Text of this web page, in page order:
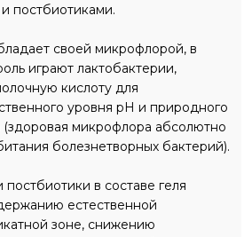
постбиотиками.
своей микрофлорой, в
играют лактобактерии,
кислоту для
уровня pH и природного
(здоровая микрофлора абсолютно
болезнетворных бактерий).
в составе геля
естественной
зоне, снижению